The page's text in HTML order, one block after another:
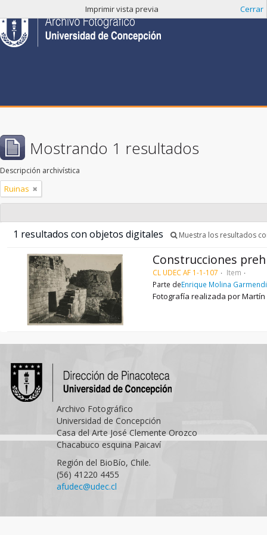
Imprimir vista previa Cerrar
Mostrando 1 resultados
Descripción archivística
Ruinas
1 resultados con objetos digitales Muestra los resultados
Construcciones
CL UDEC AF 1-1-107
Item
Parte deEnrique Molina
Fotografía realizada por
Archivo Fotográfico
Universidad de Concepción
Casa del Arte José Clemente Orozco
Chacabuco esquina Paicaví
Región del BioBío, Chile.
(56) 41220 4455
afudec@udec.cl